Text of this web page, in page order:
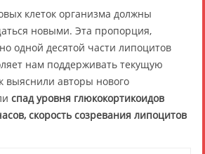
клеток организма должны
новыми. Эта пропорция,
одной десятой части липоцитов
нам поддерживать текущую
выяснили авторы нового
спад уровня глюкокортикоидов
скорость созревания липоцитов